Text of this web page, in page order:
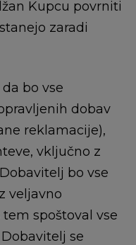
Kupcu povrniti
zaradi
bo vse
dobav
reklamacije),
vključno z
bo vse
veljavno
spoštoval vse
se